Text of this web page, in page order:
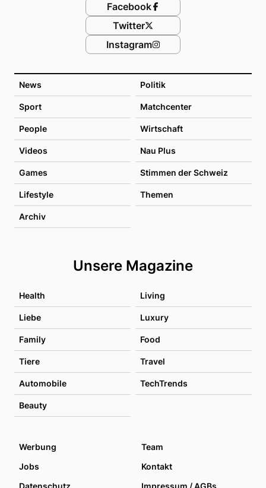
News Politik
Sport Matchcenter
People Wirtschaft
Videos Nau Plus
Games Stimmen der Schweiz
Lifestyle Themen
Archiv
Unsere Magazine
Health Living
Liebe Luxury
Family Food
Tiere Travel
Automobile TechTrends
Beauty
Facebook
Twitter
Instagram
Werbung
Team
Jobs
Kontakt
Datenschutz
Impressum / AGBs